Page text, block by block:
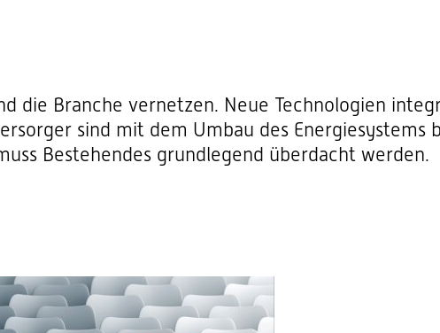
die Branche vernetzen. Neue Technologien
sind mit dem Umbau des Energiesystems
Bestehendes grundlegend überdacht werden.